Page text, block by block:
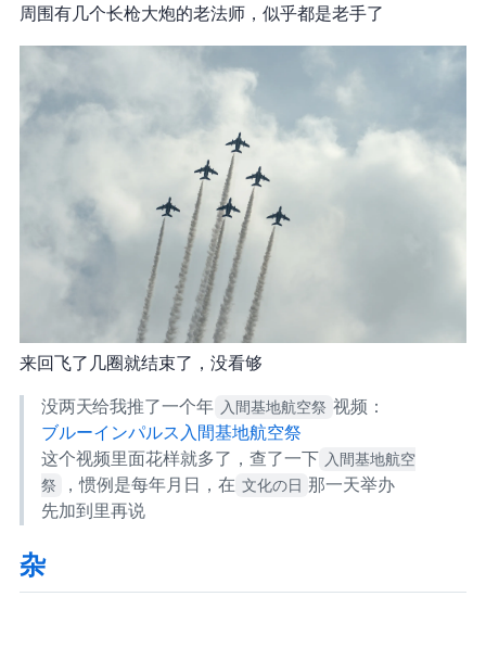
周围有几个长枪大炮的老法师，似乎都是老手了
来回飞了几圈就结束了，没看够
没两天 Youtube 给我推了一个 2016 年 入間基地航空祭 视频：
[4K] ブルーインパルス 入間基地航空祭2016 / Iruma Air Show 2016 in Japan - Blue Impulse (Aerobatics)
这个视频里面花样就多了，查了一下
入間基地航空
祭
，惯例是每年 11 月 3 日，在 文化の日 那一天举办
先加到 Calendar 里再说
杂